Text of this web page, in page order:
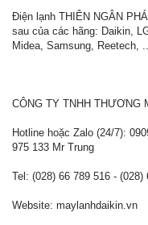
Điện lạnh THIÊN NGÂN
sau của các hãng: Daikin,
Midea, Samsung, Reetech,
CÔNG TY TNHH THƯƠNG
Hotline hoặc Zalo (24/7):
975 133 Mr Trung
Tel: (028) 66 789 516 -
Website: maylanhdaikin.vn